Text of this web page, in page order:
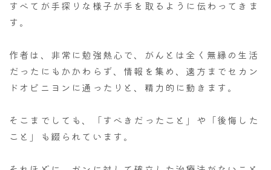
すべてが手探りな様子が手を取るように伝わってきま
す。
作者は、非常に勉強熱心で、がんとは全く無縁の生活
だったにもかかわらず、情報を集め、遠方までセカン
ドオピニヨンに通ったりと、精力的に動きます。
そこまでしても、「すべきだったこと」や「後悔した
こと」も綴られています。